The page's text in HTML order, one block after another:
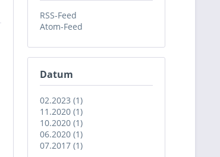
RSS-Feed
Atom-Feed
Datum
02.2023 (1)
11.2020 (1)
10.2020 (1)
06.2020 (1)
07.2017 (1)